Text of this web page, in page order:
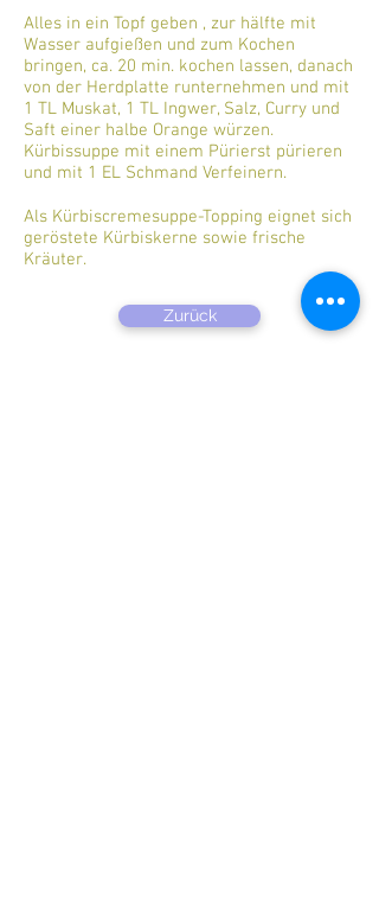
Alles in ein Topf geben , zur hälfte mit
Wasser aufgießen und zum Kochen
bringen, ca. 20 min. kochen lassen, danach
von der Herdplatte runternehmen und mit
1 TL Muskat, 1 TL Ingwer, Salz, Curry und
Saft einer halbe Orange würzen.
Kürbissuppe mit einem Pürierst pürieren
und mit 1 EL Schmand Verfeinern.
Als Kürbiscremesuppe-Topping eignet sich
geröstete Kürbiskerne sowie frische
Kräuter.
Zurück